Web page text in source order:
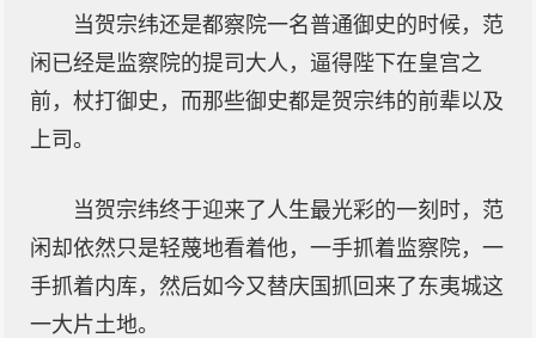
当贺宗纬还是都察院一名普通御史的时候，范
闲已经是监察院的提司大人，逼得陛下在皇宫之
前，杖打御史，而那些御史都是贺宗纬的前辈以及
上司。
当贺宗纬终于迎来了人生最光彩的一刻时，范
闲却依然只是轻蔑地看着他，一手抓着监察院，一
手抓着内库，然后如今又替庆国抓回来了东夷城这
一大片土地。